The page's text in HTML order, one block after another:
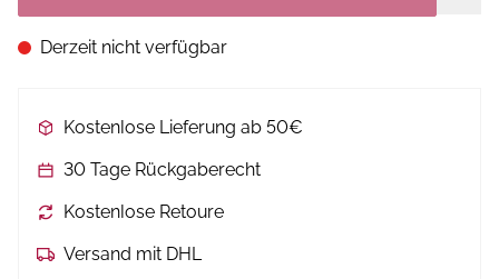
Derzeit nicht verfügbar
Kostenlose Lieferung ab 50€
30 Tage Rückgaberecht
Kostenlose Retoure
Versand mit DHL